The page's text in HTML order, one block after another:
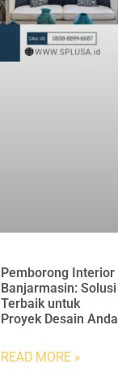
Pemborong Interior
Banjarmasin: Solusi
Terbaik untuk
Proyek Desain Anda
READ MORE »